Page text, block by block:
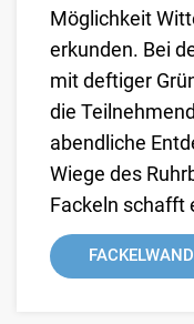
Möglichkeit
erkunden. Bei
mit deftiger
die
abendliche
Wiege des
Fackeln schafft